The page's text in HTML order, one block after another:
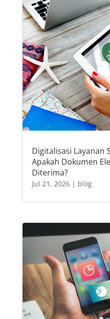
Digitalisasi Layanan
Apakah Dokumen
Diterima?
Jul 21, 2026| blog